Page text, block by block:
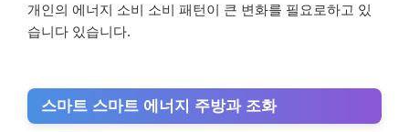
개인의 에너지 소비 소비 패턴이 큰 변화를 필요로하고 있
습니다 있습니다.
스마트 스마트 에너지 주방과 조화